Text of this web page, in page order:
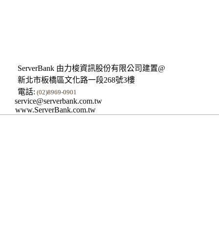
ServerBank 由力梭資訊股份有限公司建置@
新北市板橋區文化路一段268號3樓
電話: (02)8969-0901
service@serverbank.com.tw
www.ServerBank.com.tw